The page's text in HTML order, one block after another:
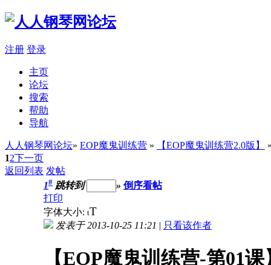
注册 登录
主页
论坛
搜索
帮助
导航
人人钢琴网论坛» EOP魔鬼训练营 » 【EOP魔鬼训练营2.0版】
12下一页
返回列表 发帖
1# 跳转到 » 倒序看帖
打印
字体大小: tT
发表于 2013-10-25 11:21 | 只看该作者
【EOP魔鬼训练营-第01